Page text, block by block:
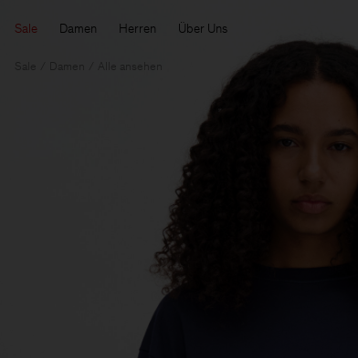
Sale Damen Herren Über Uns
Damen Alle ansehen